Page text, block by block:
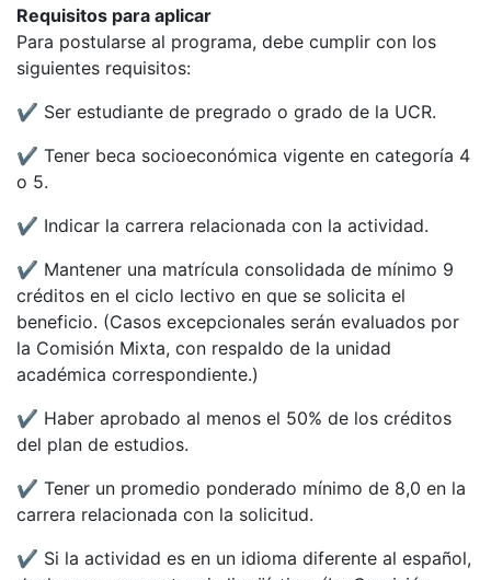
Requisitos para aplicar
Para postularse al programa, debe cumplir con los
siguientes requisitos:
✔ Ser estudiante de pregrado o grado de la UCR.
✔ Tener beca socioeconómica vigente en categoría 4
o 5.
✔ Indicar la carrera relacionada con la actividad.
✔ Mantener una matrícula consolidada de mínimo 9
créditos en el ciclo lectivo en que se solicita el
beneficio. (Casos excepcionales serán evaluados por
la Comisión Mixta, con respaldo de la unidad
académica correspondiente.)
✔ Haber aprobado al menos el 50% de los créditos
del plan de estudios.
✔ Tener un promedio ponderado mínimo de 8,0 en la
carrera relacionada con la solicitud.
✔ Si la actividad es en un idioma diferente al español,